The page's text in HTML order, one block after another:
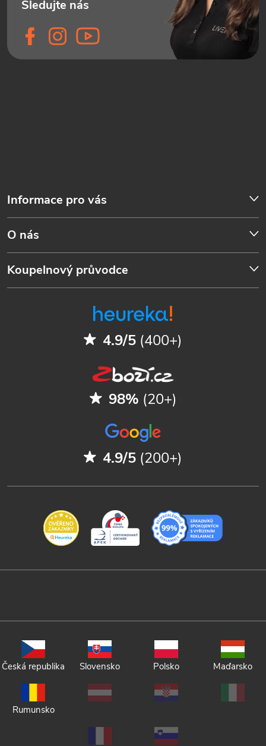
Informace pro vás
O nás
Koupelnový průvodce
4.9/5 (400+)
98% (20+)
4.9/5 (200+)
Česká republika Slovensko Polsko Maďarsko
Rumunsko